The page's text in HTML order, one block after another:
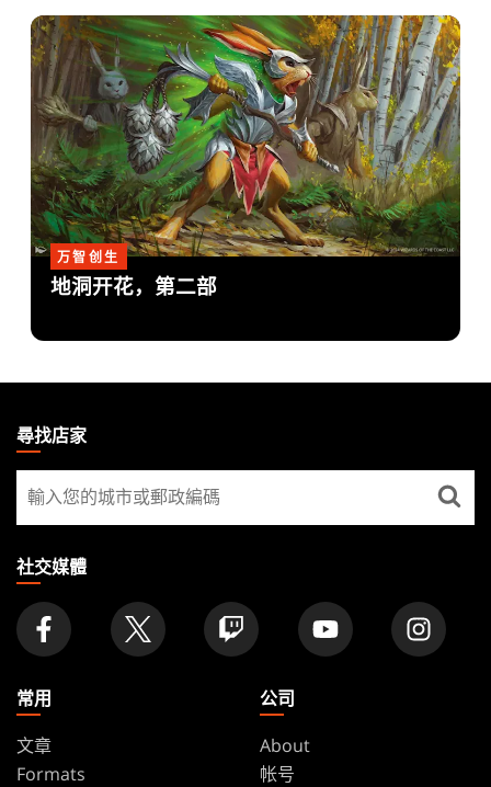
万智创生
地洞开花，第二部
THE
GATHERING
FOOTER
尋找店家
尋
找
家
社交媒體
常用
文章
Formats
公司
About
帐号